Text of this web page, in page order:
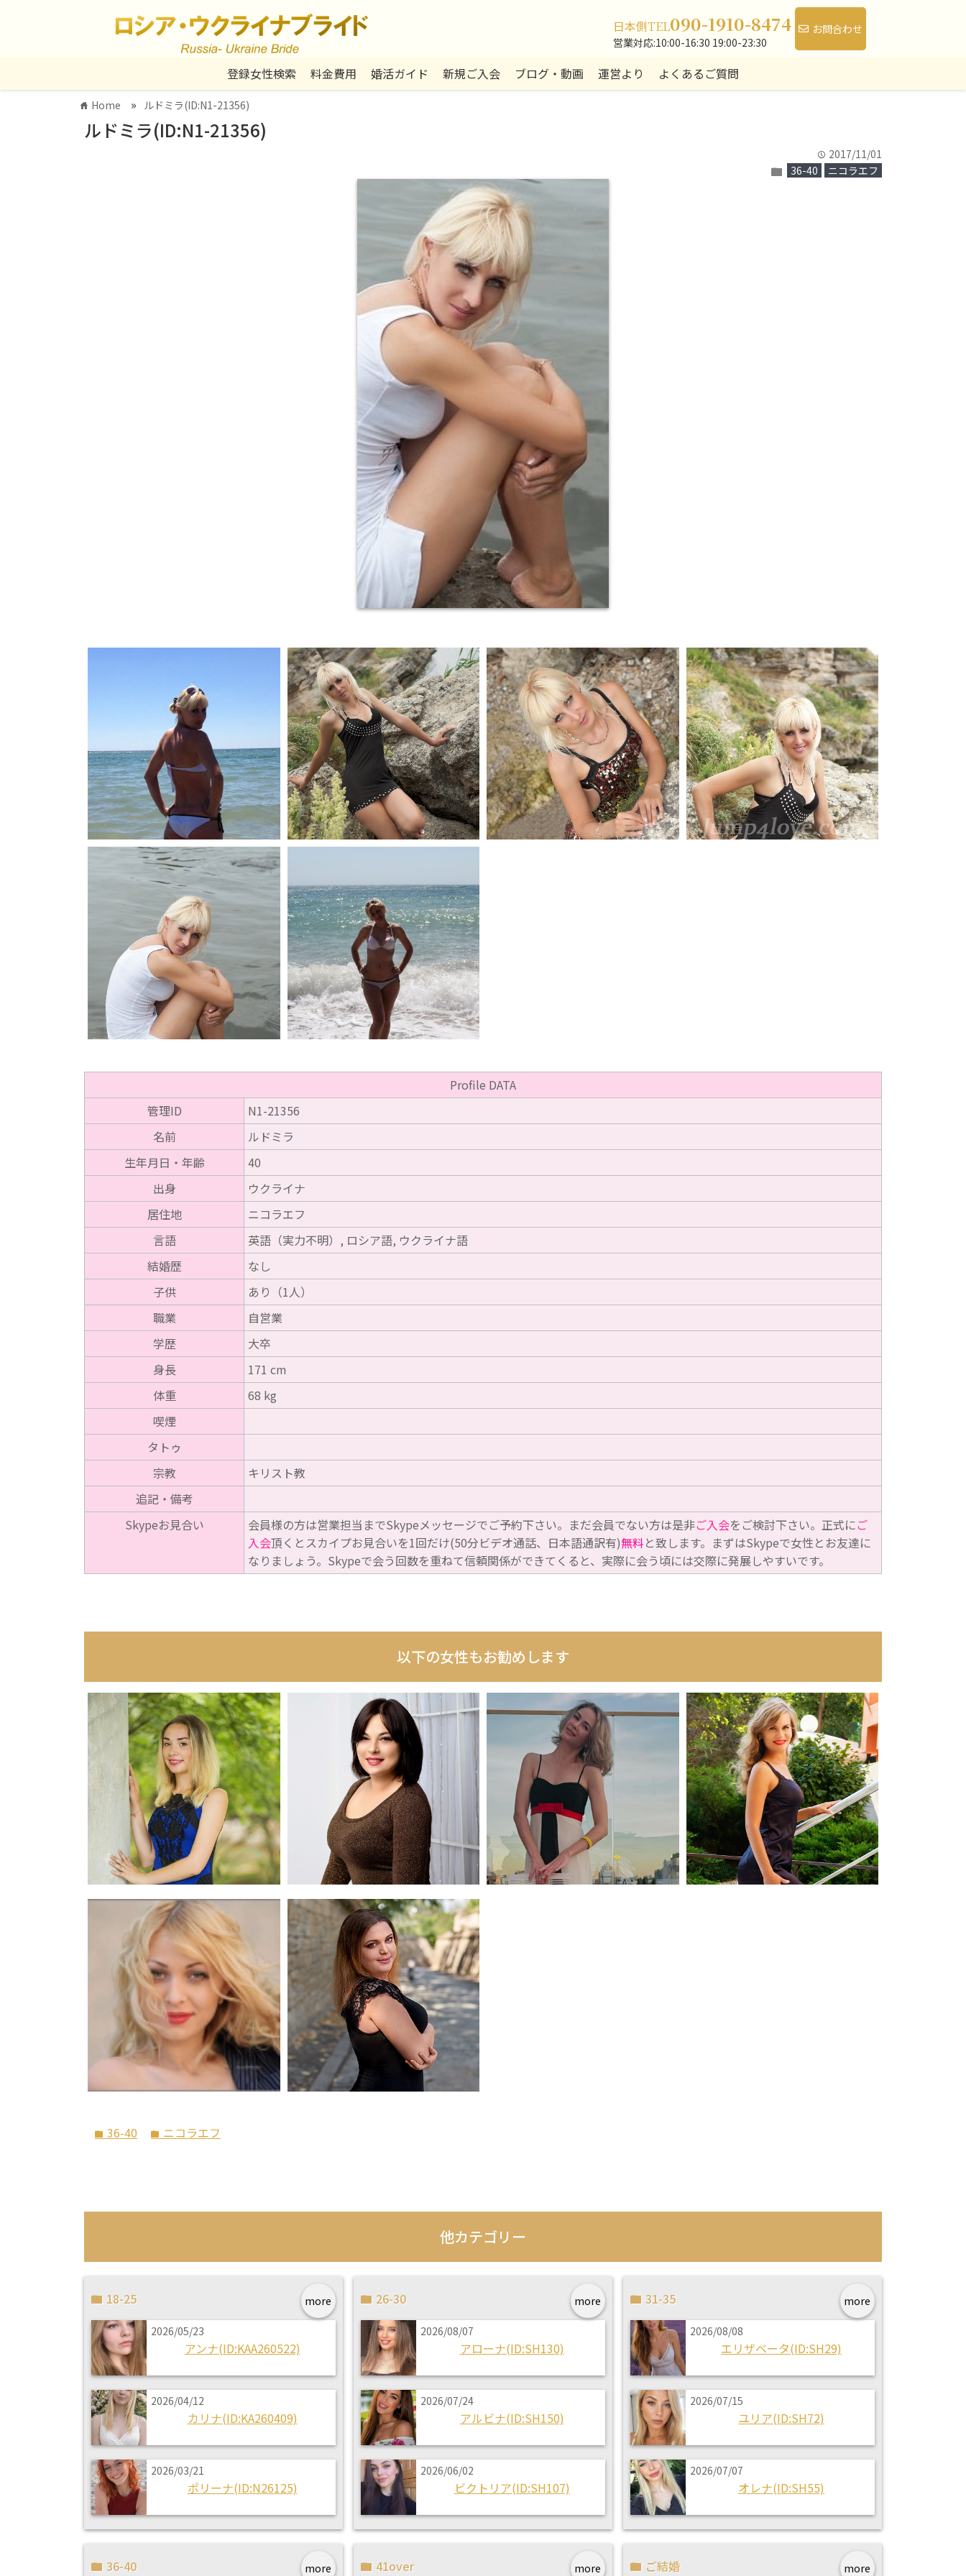
日本側TEL090-1910-8474
営業対応:10:00-16:30 19:00-23:30
お問合わせ
登録女性検索 料金費用 婚活ガイド 新規ご入会 ブログ・動画 運営より よくあるご質問
home Home » ルドミラ(ID:N1-21356)
ルドミラ(ID:N1-21356)
time 2017/11/01
folder 36-40 ニコラエフ
Profile DATA
管理ID
N1-21356
名前
ルドミラ
生年月日・年齢
40
出身
ウクライナ
居住地
ニコラエフ
言語
英語（実力不明）, ロシア語, ウクライナ語
結婚歴
なし
子供
あり（1人）
職業
自営業
学歴
大卒
身長
171 cm
体重
68 kg
喫煙
タトゥ
宗教
キリスト教
追記・備考
Skypeお見合い
会員様の方は営業担当までSkypeメッセージでご予約下さい。まだ会員でない方は是非ご入会をご検討下さい。正式にご
入会頂くとスカイプお見合いを1回だけ(50分ビデオ通話、日本語通訳有)無料と致します。まずはSkypeで女性とお友達に
なりましょう。Skypeで会う回数を重ねて信頼関係ができてくると、実際に会う頃には交際に発展しやすいです。
以下の女性もお勧めします
folder 36-40 folder ニコラエフ
他カテゴリー
more
18-25
2026/05/23
アンナ(ID:KAA260522)
2026/04/12
カリナ(ID:KA260409)
2026/03/21
ポリーナ(ID:N26125)
more
26-30
2026/08/07
アローナ(ID:SH130)
2026/07/24
アルビナ(ID:SH150)
2026/06/02
ビクトリア(ID:SH107)
more
31-35
2026/08/08
エリザベータ(ID:SH29)
2026/07/15
ユリア(ID:SH72)
2026/07/07
オレナ(ID:SH55)
more
36-40 more
41over more
ご結婚